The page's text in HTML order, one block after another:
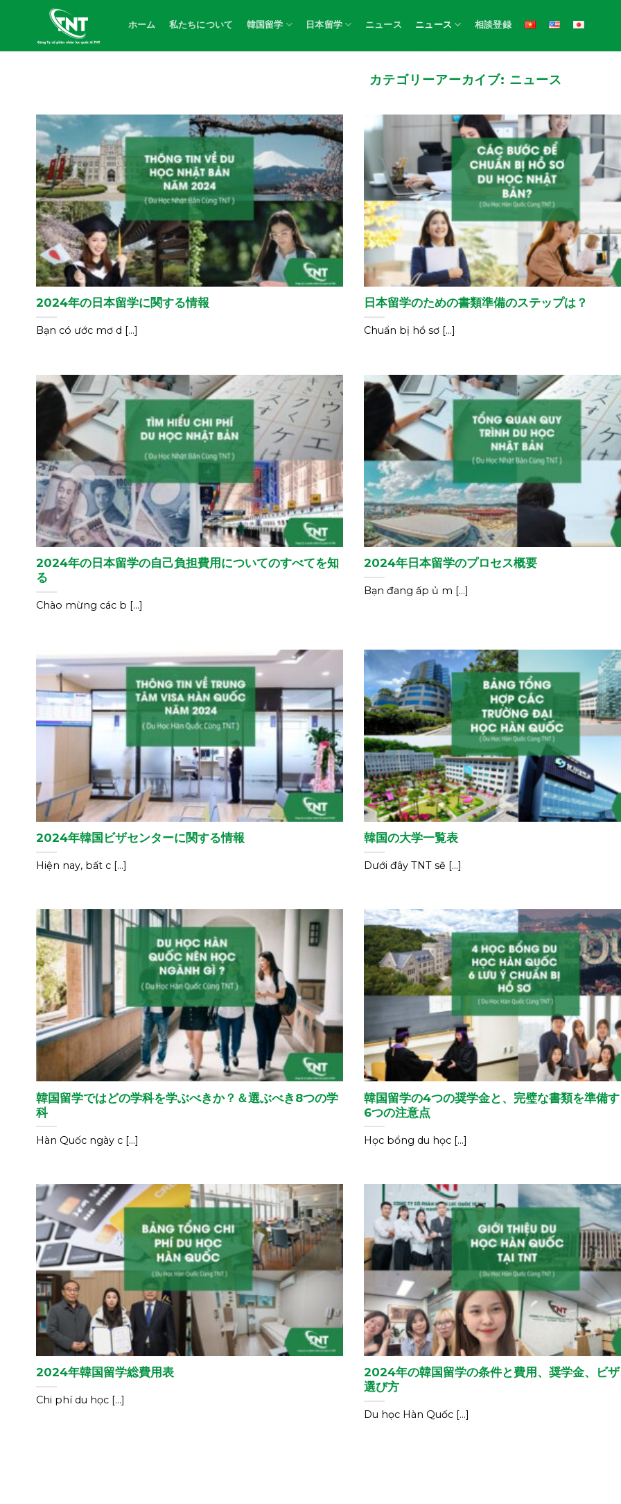
content
ホーム 私たちについて 韓国留学 日本留学 ニュース ニュース 相談登録
カテゴリーアーカイブ: ニュース
2024年の日本留学に関する情報
Bạn có ước mơ d [...]
日本留学のための書類準備のステップは？
Chuẩn bị hồ sơ [...]
2024年の日本留学の自己負担費用についてのすべてを知
る
Chào mừng các b [...]
2024年日本留学のプロセス概要
Bạn đang ấp ủ m [...]
2024年韓国ビザセンターに関する情報
Hiện nay, bất c [...]
韓国の大学一覧表
Dưới đây TNT sẽ [...]
韓国留学ではどの学科を学ぶべきか？＆選ぶべき8つの学
科
Hàn Quốc ngày c [...]
韓国留学の4つの奨学金と、完璧な書類を準備
6つの注意点
Học bổng du học [...]
2024年韓国留学総費用表
Chi phí du học [...]
2024年の韓国留学の条件と費用、奨学金、ビ
選び方
Du học Hàn Quốc [...]